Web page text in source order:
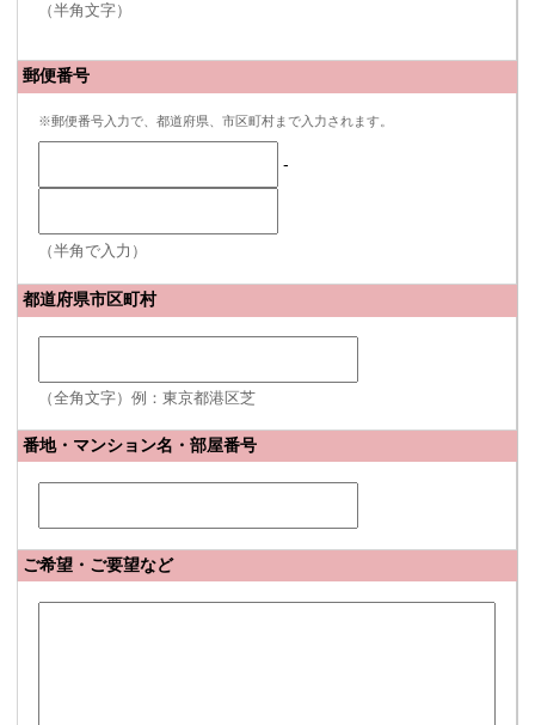
（半角文字）
郵便番号
※郵便番号入力で、都道府県、市区町村まで入力されます。
-
（半角で入力）
都道府県市区町村
（全角文字）例：東京都港区芝
番地・マンション名・部屋番号
ご希望・ご要望など